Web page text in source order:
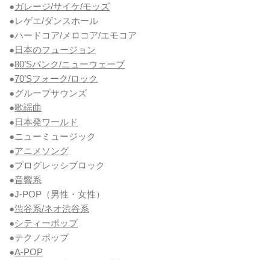
●ガレージ/サイケ/モッズ
●レゲエ/ダンスホール
●ハードコア/メロコア/エモコア
●日本のフュージョン
●80’Sパンク/ニューウェーブ
●70’Sフォーク/ロック
●グループサウンズ
●歌謡曲
●日本発ワールド
●ニューミュージック
●アニメソング
●プログレッシブロック
●音響系
●J-POP（男性・女性）
●渋谷系/ネオ渋谷系
●シティーポップ
●テクノポップ
●A-POP